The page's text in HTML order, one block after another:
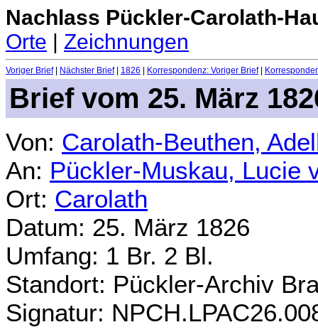
Nachlass Pückler-Carolath-
Orte | Zeichnungen
Voriger Brief| Nächster Brief| 1826 Korrespondenz: Voriger Brief|
Brief vom 25. März
Von: Carolath-Beuthen,
An: Pückler-Muskau, Lucie
Ort: Carolath
Datum: 25. März 1826
Umfang: 1 Br. 2 Bl.
Standort: Pückler-Archiv
Signatur: